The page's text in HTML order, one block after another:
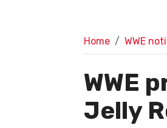
Home WWE
WWE
Jelly